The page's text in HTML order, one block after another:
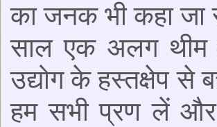
का जनक भी कहा जा
साल एक अलग थीम
उद्योग के हस्तक्षेप से
हम सभी प्रण लें